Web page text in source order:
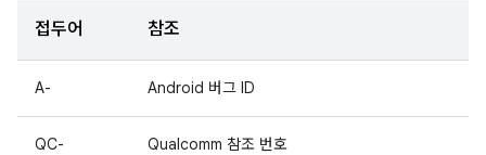
접두어 참조
A- Android 버그 ID
QC- Qualcomm 참조 번호